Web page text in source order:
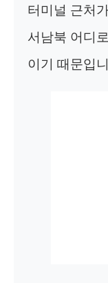
터미널 근처
서남북 어디
이기 때문입